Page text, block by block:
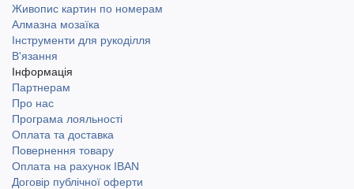
Живопис картин по номерам
Алмазна мозаїка
Інструменти для рукоділля
В'язання
Інформація
Партнерам
Про нас
Програма лояльності
Оплата та доставка
Повернення товару
Оплата на рахунок IBAN
Договір публічної оферти